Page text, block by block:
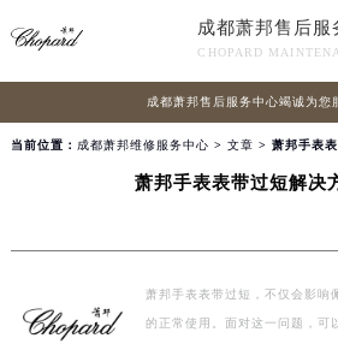
成都萧邦售后服
CHOPARD
成都萧邦售后服务中心竭诚为您
当前位置： 成都萧邦维修服务中心 > 文章 > 萧邦手表
萧邦手表表带过短解决
萧邦手表表带过短，不仅会影响
的正常使用。面对这一问题，可